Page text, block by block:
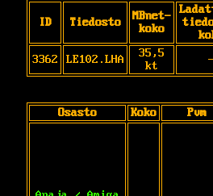
ID Tiedosto
MBnet-
koko
3362
LE102.LHA
35,5
kt
-
Osasto Koko Pvm